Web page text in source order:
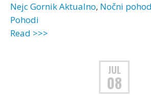
Nejc GornikAktualno, Nočni
Pohodi
Read >>>
JUL
08